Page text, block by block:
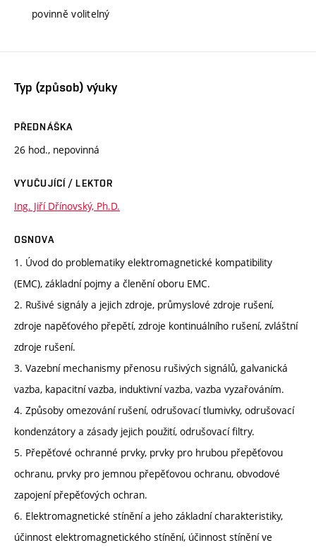
povinně volitelný
Typ (způsob) výuky
PŘEDNÁŠKA
26 hod., nepovinná
VYUČUJÍCÍ / LEKTOR
Ing. Jiří Dřínovský, Ph.D.
OSNOVA
1. Úvod do problematiky elektromagnetické kompatibility
(EMC), základní pojmy a členění oboru EMC.
2. Rušivé signály a jejich zdroje, průmyslové zdroje rušení,
zdroje napěťového přepětí, zdroje kontinuálního rušení, zvláštní
zdroje rušení.
3. Vazební mechanismy přenosu rušivých signálů, galvanická
vazba, kapacitní vazba, induktivní vazba, vazba vyzařováním.
4. Způsoby omezování rušení, odrušovací tlumivky, odrušovací
kondenzátory a zásady jejich použití, odrušovací filtry.
5. Přepěťové ochranné prvky, prvky pro hrubou přepěťovou
ochranu, prvky pro jemnou přepěťovou ochranu, obvodové
zapojení přepěťových ochran.
6. Elektromagnetické stínění a jeho základní charakteristiky,
účinnost elektromagnetického stínění, účinnost stínění ve